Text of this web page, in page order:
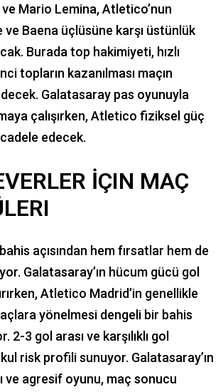
Mario Lemina, Atletico’nun
ve Baena üçlüsüne karşı üstünlük
Burada top hakimiyeti, hızlı
topların kazanılması maçın
Galatasaray pas oyunuyla
çalışırken, Atletico fiziksel güç
edecek.
İÇIN MAÇ
açısından hem fırsatlar hem de
Galatasaray’ın hücum gücü gol
Atletico Madrid’in genellikle
yönelmesi dengeli bir bahis
2-3 gol arası ve karşılıklı gol
risk profili sunuyor. Galatasaray’ın
ve agresif oyunu, maç sonucu